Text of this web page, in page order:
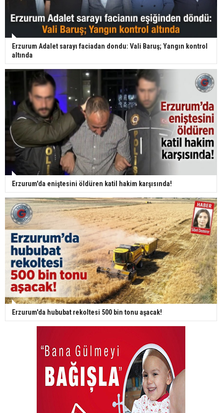
Erzurum Adalet sarayı faciadan dondu: Vali Baruş; Yangın kontrol
altında
Erzurum'da eniştesini öldüren katil hakim karşısında!
Erzurum'da hububat rekoltesi 500 bin tonu aşacak!